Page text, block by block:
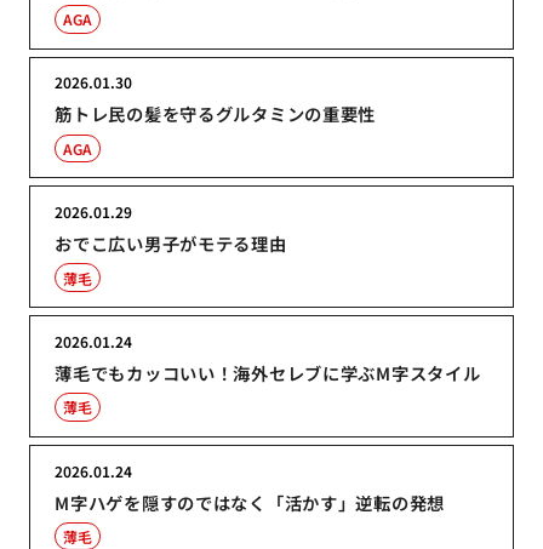
AGA
筋トレ民の髪を守るグルタミンの重要性
2026.01.30
AGA
おでこ広い男子がモテる理由
2026.01.29
薄毛
薄毛でもカッコいい！海外セレブに学ぶM字スタイル
2026.01.24
薄毛
M字ハゲを隠すのではなく「活かす」逆転の発想
2026.01.24
薄毛